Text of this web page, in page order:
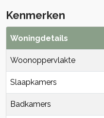
Kenmerken
Woningdetails
Woonoppervlakte
Slaapkamers
Badkamers